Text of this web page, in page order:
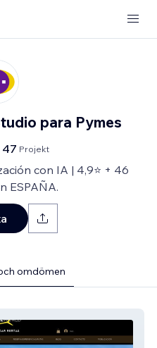
para Pymes
47 Projekt
con IA | 4,9⭐️ + 46
ESPAÑA.
omdömen